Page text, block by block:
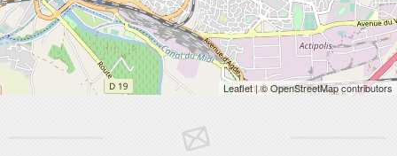
Leaflet| © OpenStreetMap contributors